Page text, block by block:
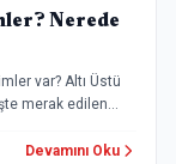
Nerede
var? Altı Üstü
merak edilen
Devamını Oku